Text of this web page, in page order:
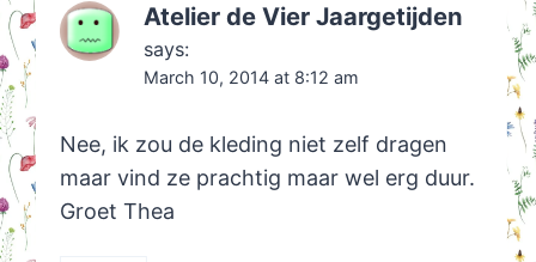
Atelier de Vier Jaargetijden
says:
March 10, 2014 at 8:12 am
Nee, ik zou de kleding niet zelf dragen
maar vind ze prachtig maar wel erg duur.
Groet Thea